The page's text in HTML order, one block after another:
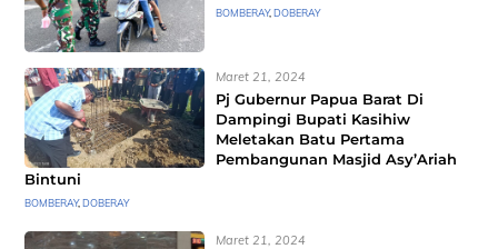
BOMBERAY,DOBERAY
Maret 21, 2024
Pj Gubernur Papua Barat Di
Dampingi Bupati Kasihiw
Meletakan Batu Pertama
Pembangunan Masjid Asy’Ariah
Bintuni
BOMBERAY,DOBERAY
Maret 21, 2024